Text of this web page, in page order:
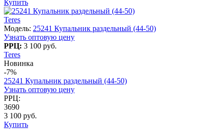
Купить
Teres
Модель: 25241 Купальник раздельный (44-50)
Узнать оптовую цену
РРЦ: 3 100 руб.
Teres
Новинка
-7%
25241 Купальник раздельный (44-50)
Узнать оптовую цену
РРЦ:
3690
3 100 руб.
Купить